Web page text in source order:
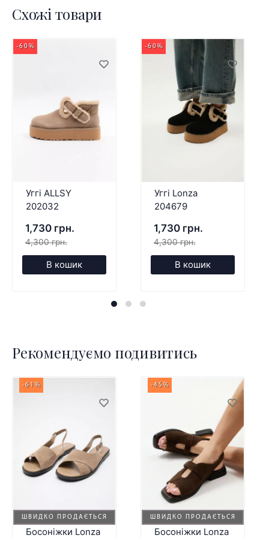
Схожі товари
-60%
Уггі ALLSY
202032
1,730 грн.
4,300 грн.
В кошик
-60%
Уггі Lonza
204679
1,730 грн.
4,300 грн.
В кошик
Рекомендуємо подивитись
ШВИДКО ПРОДАЄТЬСЯ
-61%
Босоніжки Lonza
ШВИДКО ПРОДАЄТЬСЯ
-45%
Босоніжки Lonza